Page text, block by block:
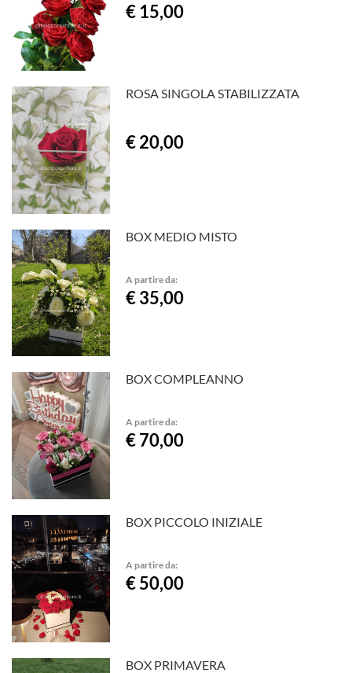
€ 15,00
ROSA SINGOLA STABILIZZATA
€ 20,00
BOX MEDIO MISTO
A partire da:
€ 35,00
BOX COMPLEANNO
A partire da:
€ 70,00
BOX PICCOLO INIZIALE
A partire da:
€ 50,00
BOX PRIMAVERA